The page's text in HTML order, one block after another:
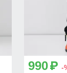
990 p -